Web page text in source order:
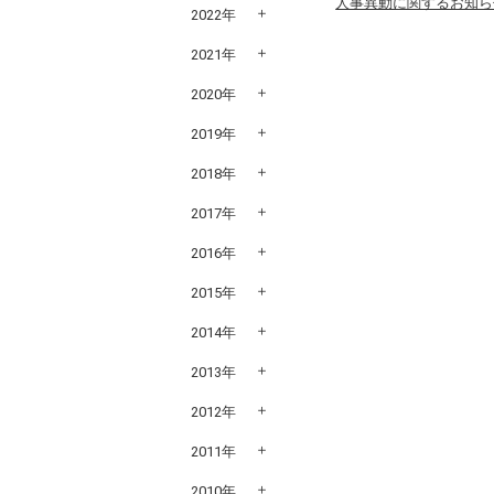
2022年
2021年
2020年
2019年
2018年
2017年
2016年
2015年
2014年
2013年
2012年
2011年